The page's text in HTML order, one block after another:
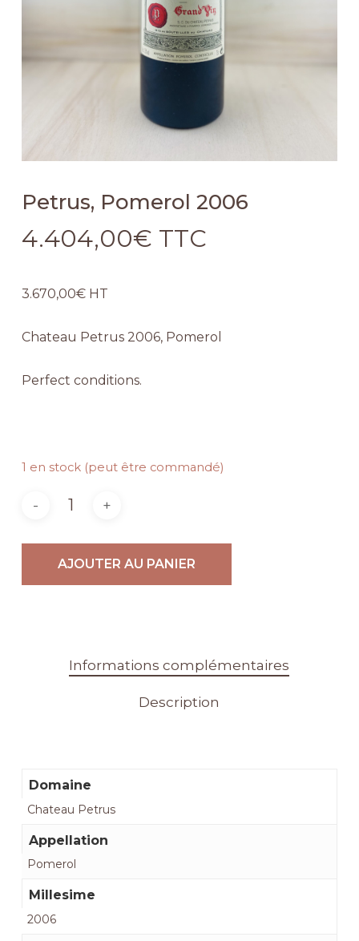
Petrus, Pomerol 2006
4.404,00€ TTC
3.670,00€HT
Chateau Petrus 2006, Pomerol
Perfect conditions.
1 en stock (peut être commandé)
AJOUTER AU PANIER
Informations complémentaires
Description
Domaine
Chateau Petrus
Appellation
Pomerol
Millesime
2006